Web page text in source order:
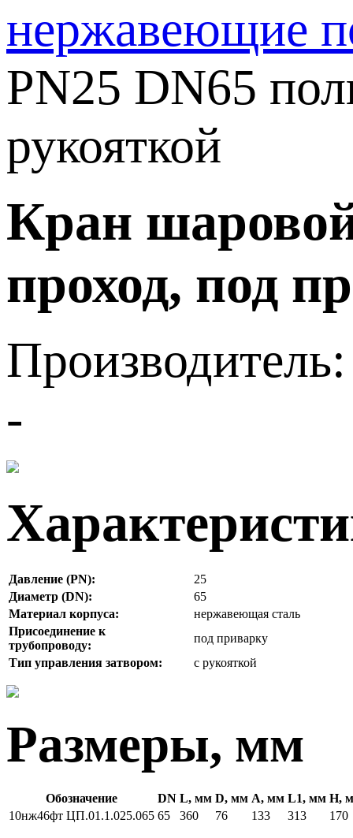
нержавеющие
PN25 DN65
рукояткой
Кран
проход, под
Производитель:
-
Давление (PN):
25
Диаметр (DN):
65
Материал корпуса:
нержавеющая сталь
Присоединение к
трубопроводу:
под приварку
Тип управления затвором:
с рукояткой
Размеры, мм
Обозначение DN L, мм D, мм A, мм L1, мм H,
10нж46фт ЦП.01.1.025.065 65 360 76 133 313 170